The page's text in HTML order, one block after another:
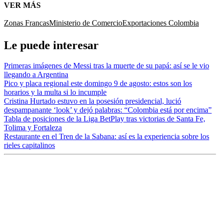
VER MÁS
Zonas FrancasMinisterio de ComercioExportaciones Colombia
Le puede interesar
Primeras imágenes de Messi tras la muerte de su papá: así se le vio
llegando a Argentina
Pico y placa regional este domingo 9 de agosto: estos son los
horarios y la multa si lo incumple
Cristina Hurtado estuvo en la posesión presidencial, lució
despampanante ‘look’ y dejó palabras: “Colombia está por encima”
Tabla de posiciones de la Liga BetPlay tras victorias de Santa Fe,
Tolima y Fortaleza
Restaurante en el Tren de la Sabana: así es la experiencia sobre los
rieles capitalinos